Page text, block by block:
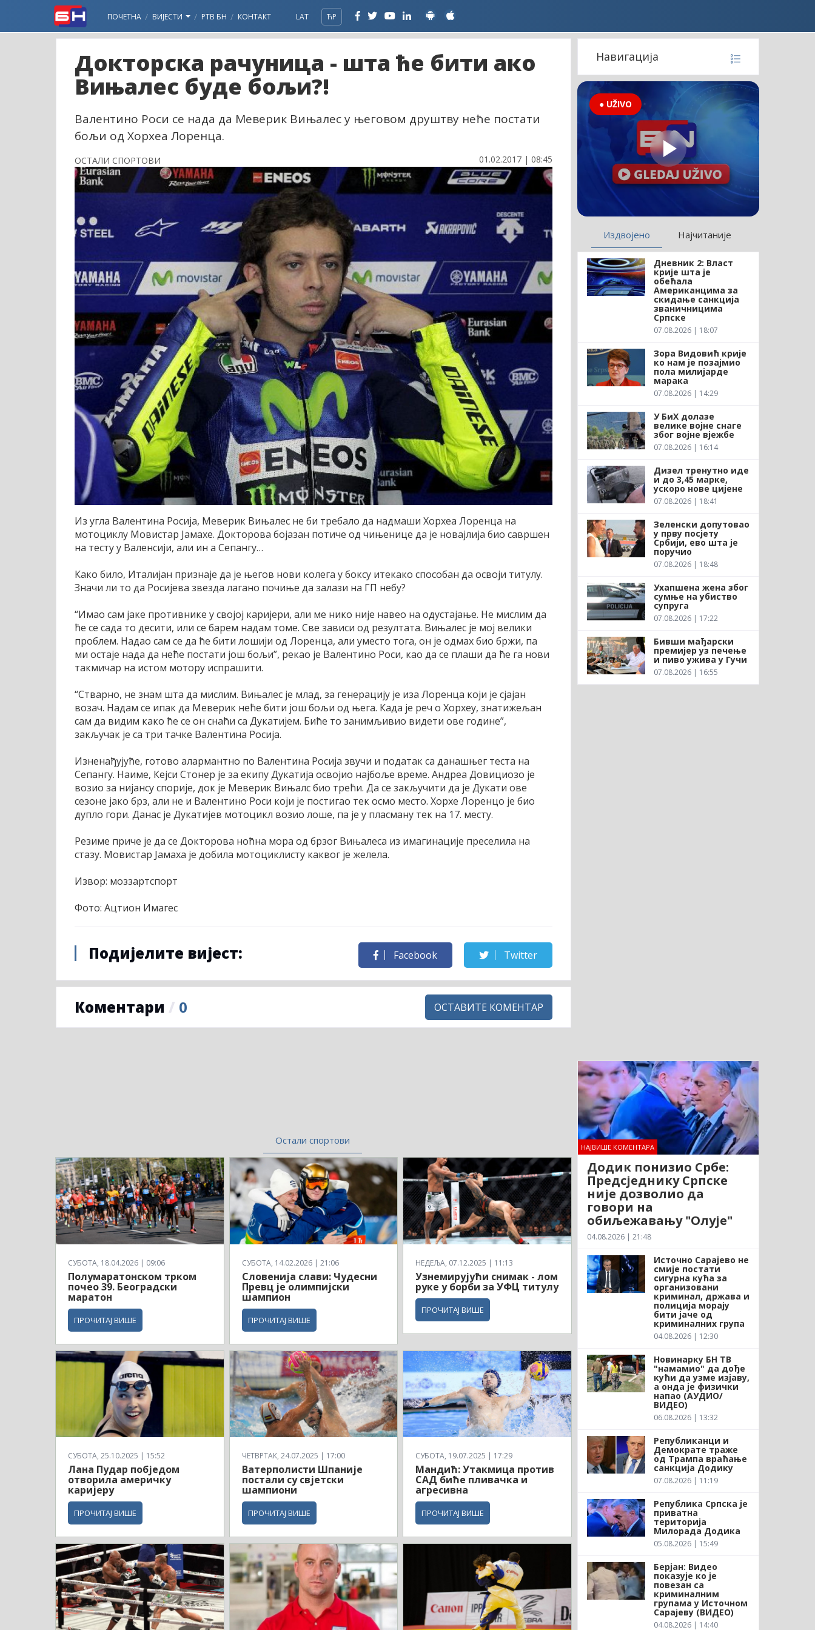
ПОЧЕТНА ВИЈЕСТИ РТВ БН КОНТАКТ LAT ЋР
Докторска рачуница - шта ће бити ако
Вињалес буде бољи?!
Валентино Роси се нада да Меверик Вињалес у његовом друштву неће постати
бољи од Хорхеа Лоренца.
ОСТАЛИ СПОРТОВИ 01.02.2017 | 08:45
Из угла Валентина Росија, Меверик Вињалес не би требало да надмаши Хорхеа Лоренца на
мотоциклу Мовистар Јамахе. Докторова бојазан потиче од чињенице да је новајлија био савршен
на тесту у Валенсији, али ин а Сепангу…
Како било, Италијан признаје да је његов нови колега у боксу итекако способан да освоји титулу.
Значи ли то да Росијева звезда лагано почиње да залази на ГП небу?
“Имао сам јаке противнике у својој каријери, али ме нико није навео на одустајање. Не мислим да
ће се сада то десити, или се барем надам томе. Све зависи од резултата. Вињалес је мој велики
проблем. Надао сам се да ће бити лошији од Лоренца, али уместо тога, он је одмах био бржи, па
ми остаје нада да неће постати још бољи”, рекао је Валентино Роси, као да се плаши да ће га нови
такмичар на истом мотору испрашити.
“Стварно, не знам шта да мислим. Вињалес је млад, за генерацију је иза Лоренца који је сјајан
возач. Надам се ипак да Меверик неће бити још бољи од њега. Када је реч о Хорхеу, знатижељан
сам да видим како ће се он снаћи са Дукатијем. Биће то занимљивио видети ове године”,
закључак је са три тачке Валентина Росија.
Изненађујуће, готово алармантно по Валентина Росија звучи и податак са данашњег теста на
Сепангу. Наиме, Кејси Стонер је за екипу Дукатија освојио најбоље време. Андреа Довициозо је
возио за нијансу спорије, док је Меверик Вињалс био трећи. Да се закључити да је Дукати ове
сезоне јако брз, али не и Валентино Роси који је постигао тек осмо место. Хорхе Лоренцо је био
дупло гори. Данас је Дукатијев мотоцикл возио лоше, па је у пласману тек на 17. месту.
Резиме приче је да се Докторова ноћна мора од брзог Вињалеса из имагинације преселила на
стазу. Мовистар Јамаха је добила мотоциклисту каквог је желела.
Извор: моззартспорт
Фото: Ацтион Имагес
Подијелите вијест: Facebook Twitter
Коментари / 0 ОСТАВИТЕ КОМЕНТАР
Остали спортови
СУБОТА, 18.04.2026 | 09:06
Полумаратонском трком
почео 39. Београдски
маратон
ПРОЧИТАЈ ВИШЕ
СУБОТА, 14.02.2026 | 21:06
Словенија слави: Чудесни
Превц је олимпијски
шампион
ПРОЧИТАЈ ВИШЕ
НЕДЕЉА, 07.12.2025 | 11:13
Узнемирујући снимак - лом
руке у борби за УФЦ титулу
ПРОЧИТАЈ ВИШЕ
СУБОТА, 25.10.2025 | 15:52
Лана Пудар побједом
отворила америчку
каријеру
ПРОЧИТАЈ ВИШЕ
ЧЕТВРТАК, 24.07.2025 | 17:00
Ватерполисти Шпаније
постали су свјетски
шампиони
ПРОЧИТАЈ ВИШЕ
СУБОТА, 19.07.2025 | 17:29
Мандић: Утакмица против
САД биће пливачка и
агресивна
ПРОЧИТАЈ ВИШЕ
Навигација
● UŽIVO
Издвојено Најчитаније
Дневник 2: Власт
крије шта је
обећала
Американцима за
скидање санкција
званичницима
Српске
07.08.2026 | 18:07
Зора Видовић крије
ко нам је позајмио
пола милијарде
марака
07.08.2026 | 14:29
У БиХ долазе
велике војне снаге
због војне вјежбе
07.08.2026 | 16:14
Дизел тренутно иде
и до 3,45 марке,
ускоро нове цијене
07.08.2026 | 18:41
Зеленски допутовао
у прву посјету
Србији, ево шта је
поручио
07.08.2026 | 18:48
Ухапшена жена због
сумње на убиство
супруга
07.08.2026 | 17:22
Бивши мађарски
премијер уз печење
и пиво ужива у Гучи
07.08.2026 | 16:55
НАЈВИШЕ КОМЕНТАРА
Додик понизио Србе:
Предсједнику Српске
није дозволио да
говори на
обиљежавању "Олује"
04.08.2026 | 21:48
Источно Сарајево не
смије постати
сигурна кућа за
организовани
криминал, држава и
полиција морају
бити јаче од
криминалних група
04.08.2026 | 12:30
Новинарку БН ТВ
"намамио" да дође
кући да узме изјаву,
а онда је физички
напао (АУДИО/
ВИДЕО)
06.08.2026 | 13:32
Републиканци и
Демократе траже
од Трампа враћање
санкција Додику
07.08.2026 | 11:19
Република Српска је
приватна
територија
Милорада Додика
05.08.2026 | 15:49
Берјан: Видео
показује ко је
повезан са
криминалним
групама у Источном
Сарајеву (ВИДЕО)
04.08.2026 | 14:40